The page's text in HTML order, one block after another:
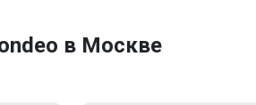
в Москве